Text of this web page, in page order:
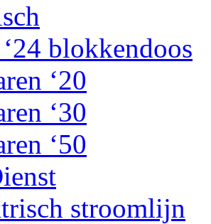
blokkendoos
‘20
‘30
‘50
stroomlijn